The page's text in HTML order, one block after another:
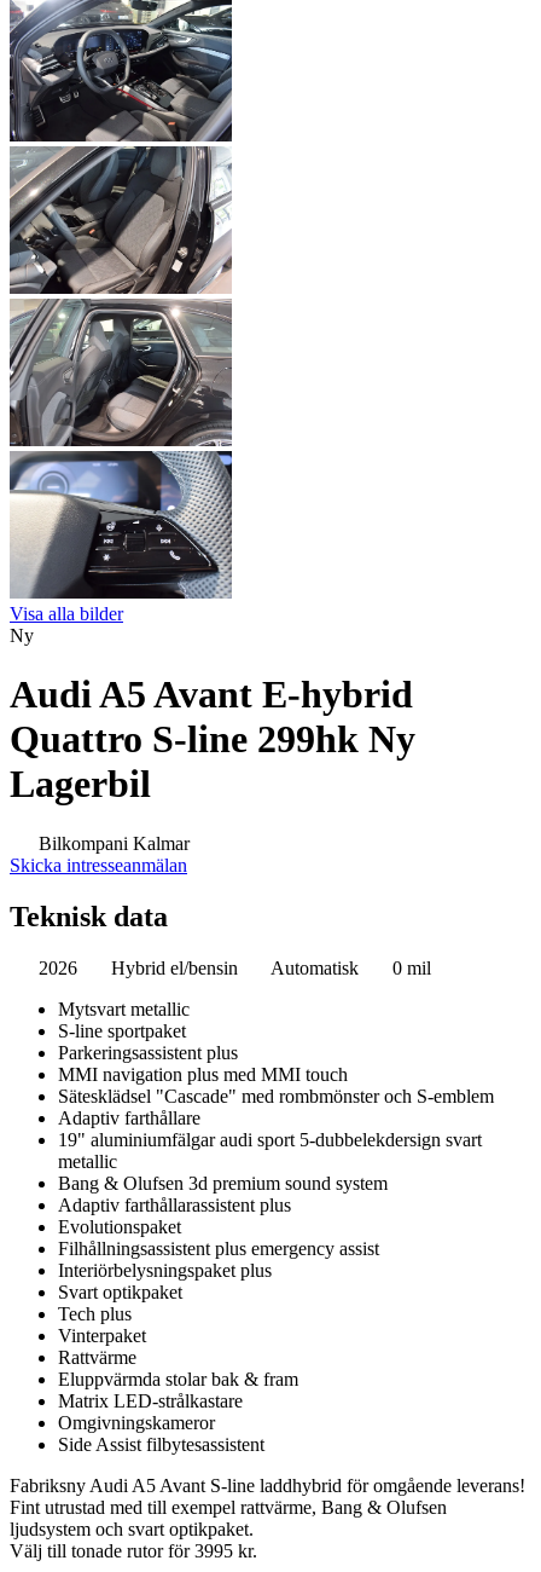
Visa alla bilder
Ny
Audi A5 Avant E-hybrid
Quattro S-line 299hk Ny
Lagerbil
Bilkompani Kalmar
Skicka intresseanmälan
Teknisk data
2026 Hybrid el/bensin Automatisk
0 mil
Mytsvart metallic
S-line sportpaket
Parkeringsassistent plus
MMI navigation plus med MMI touch
Sätesklädsel "Cascade" med rombmönster och S-emblem
Adaptiv farthållare
19" aluminiumfälgar audi sport 5-dubbelekdersign svart
metallic
Bang & Olufsen 3d premium sound system
Adaptiv farthållarassistent plus
Evolutionspaket
Filhållningsassistent plus emergency assist
Interiörbelysningspaket plus
Svart optikpaket
Tech plus
Vinterpaket
Rattvärme
Eluppvärmda stolar bak & fram
Matrix LED-strålkastare
Omgivningskameror
Side Assist filbytesassistent
Fabriksny Audi A5 Avant S-line laddhybrid för omgående leverans!
Fint utrustad med till exempel rattvärme, Bang & Olufsen
ljudsystem och svart optikpaket.
Välj till tonade rutor för 3995 kr.